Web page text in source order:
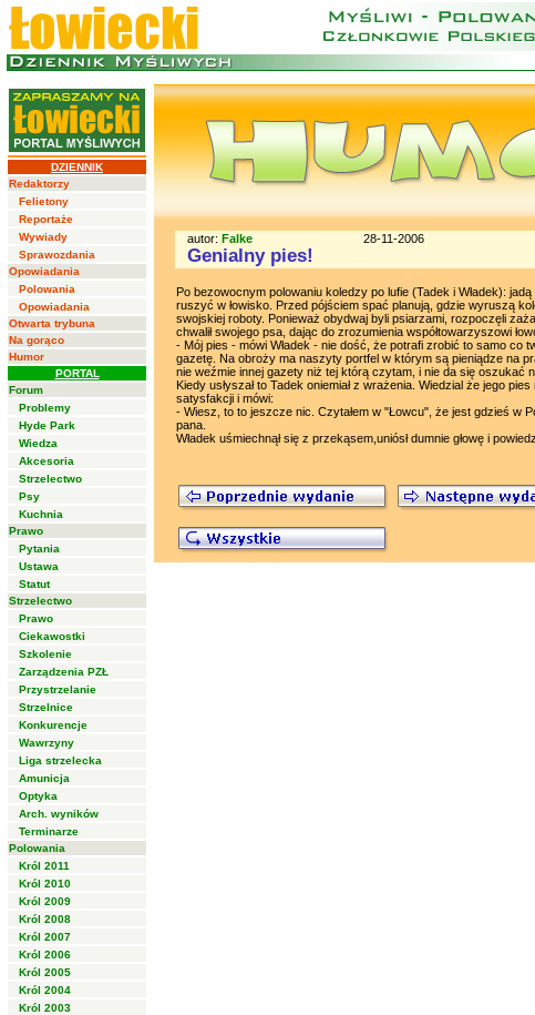
DZIENNIK
Redaktorzy
Felietony
Reportaże
Wywiady
Sprawozdania
Opowiadania
Polowania
Opowiadania
Otwarta trybuna
Na gorąco
Humor
PORTAL
Forum
Problemy
Hyde Park
Wiedza
Akcesoria
Strzelectwo
Psy
Kuchnia
Prawo
Pytania
Ustawa
Statut
Strzelectwo
Prawo
Ciekawostki
Szkolenie
Zarządzenia PZŁ
Przystrzelanie
Strzelnice
Konkurencje
Wawrzyny
Liga strzelecka
Amunicja
Optyka
Arch. wyników
Terminarze
Polowania
Król 2011
Król 2010
Król 2009
Król 2008
Król 2007
Król 2006
Król 2005
Król 2004
Król 2003
autor: Falke 28-11-2006
Genialny pies!
Po bezowocnym polowaniu koledzy po lufie (Tadek i Władek):
ruszyć w łowisko. Przed pójściem spać planują, gdzie wyruszą
swojskiej roboty. Ponieważ obydwaj byli psiarzami, rozpoczęli
chwalił swojego psa, dając do zrozumienia współtowarzyszowi
- Mój pies - mówi Władek - nie dość, że potrafi zrobić to samo co
gazetę. Na obroży ma naszyty portfel w którym są pieniądze na
nie weźmie innej gazety niż tej którą czytam, i nie da się oszukać
Kiedy usłyszał to Tadek oniemiał z wrażenia. Wiedzial że jego
satysfakcji i mówi:
- Wiesz, to to jeszcze nic. Czytałem w "Łowcu", że jest gdzieś w
pana.
Władek uśmiechnął się z przekąsem,uniósł dumnie głowę i